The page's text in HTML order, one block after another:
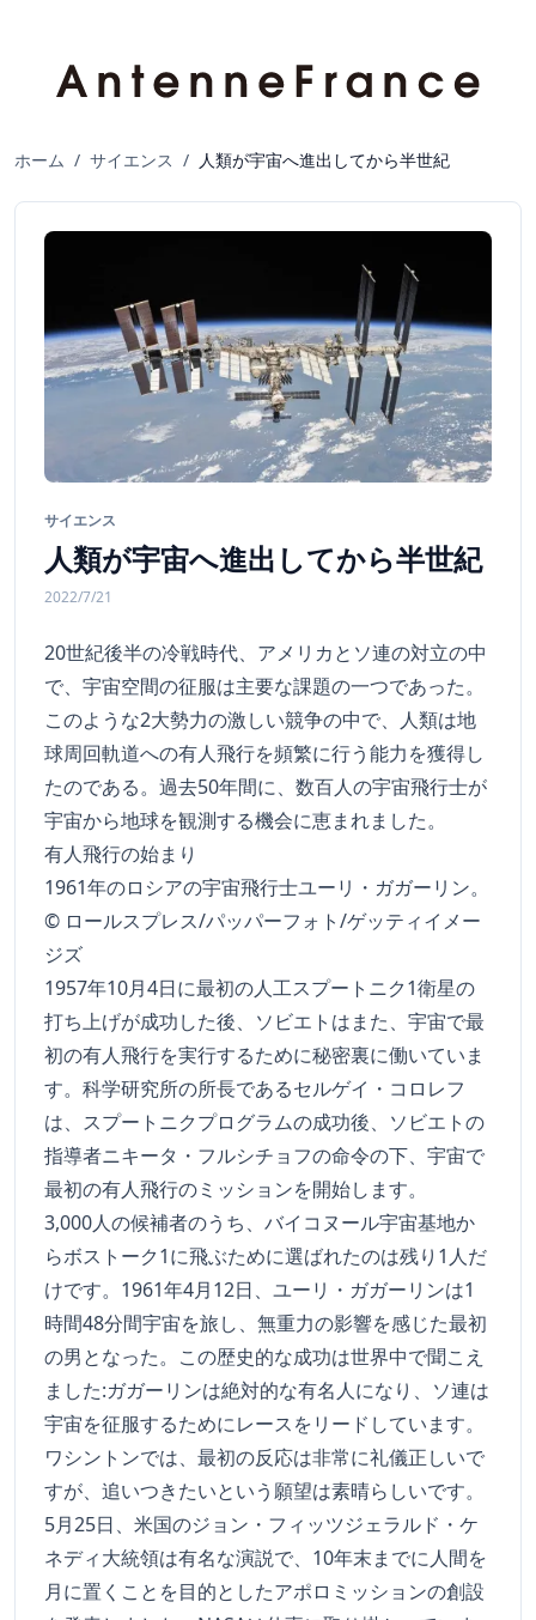
ホーム / サイエンス / 人類が宇宙へ進出してから半世紀
サイエンス
人類が宇宙へ進出してから半世紀
2022/7/21
20世紀後半の冷戦時代、アメリカとソ連の対立の中
で、宇宙空間の征服は主要な課題の一つであった。
このような2大勢力の激しい競争の中で、人類は地
球周回軌道への有人飛行を頻繁に行う能力を獲得し
たのである。過去50年間に、数百人の宇宙飛行士が
宇宙から地球を観測する機会に恵まれました。
有人飛行の始まり
1961年のロシアの宇宙飛行士ユーリ・ガガーリン。
© ロールスプレス/パッパーフォト/ゲッティイメー
ジズ
1957年10月4日に最初の人工スプートニク1衛星の
打ち上げが成功した後、ソビエトはまた、宇宙で最
初の有人飛行を実行するために秘密裏に働いていま
す。科学研究所の所長であるセルゲイ・コロレフ
は、スプートニクプログラムの成功後、ソビエトの
指導者ニキータ・フルシチョフの命令の下、宇宙で
最初の有人飛行のミッションを開始します。
3,000人の候補者のうち、バイコヌール宇宙基地か
らボストーク1に飛ぶために選ばれたのは残り1人だ
けです。1961年4月12日、ユーリ・ガガーリンは1
時間48分間宇宙を旅し、無重力の影響を感じた最初
の男となった。この歴史的な成功は世界中で聞こえ
ました:ガガーリンは絶対的な有名人になり、ソ連は
宇宙を征服するためにレースをリードしています。
ワシントンでは、最初の反応は非常に礼儀正しいで
すが、追いつきたいという願望は素晴らしいです。
5月25日、米国のジョン・フィッツジェラルド・ケ
ネディ大統領は有名な演説で、10年末までに人間を
月に置くことを目的としたアポロミッションの創設